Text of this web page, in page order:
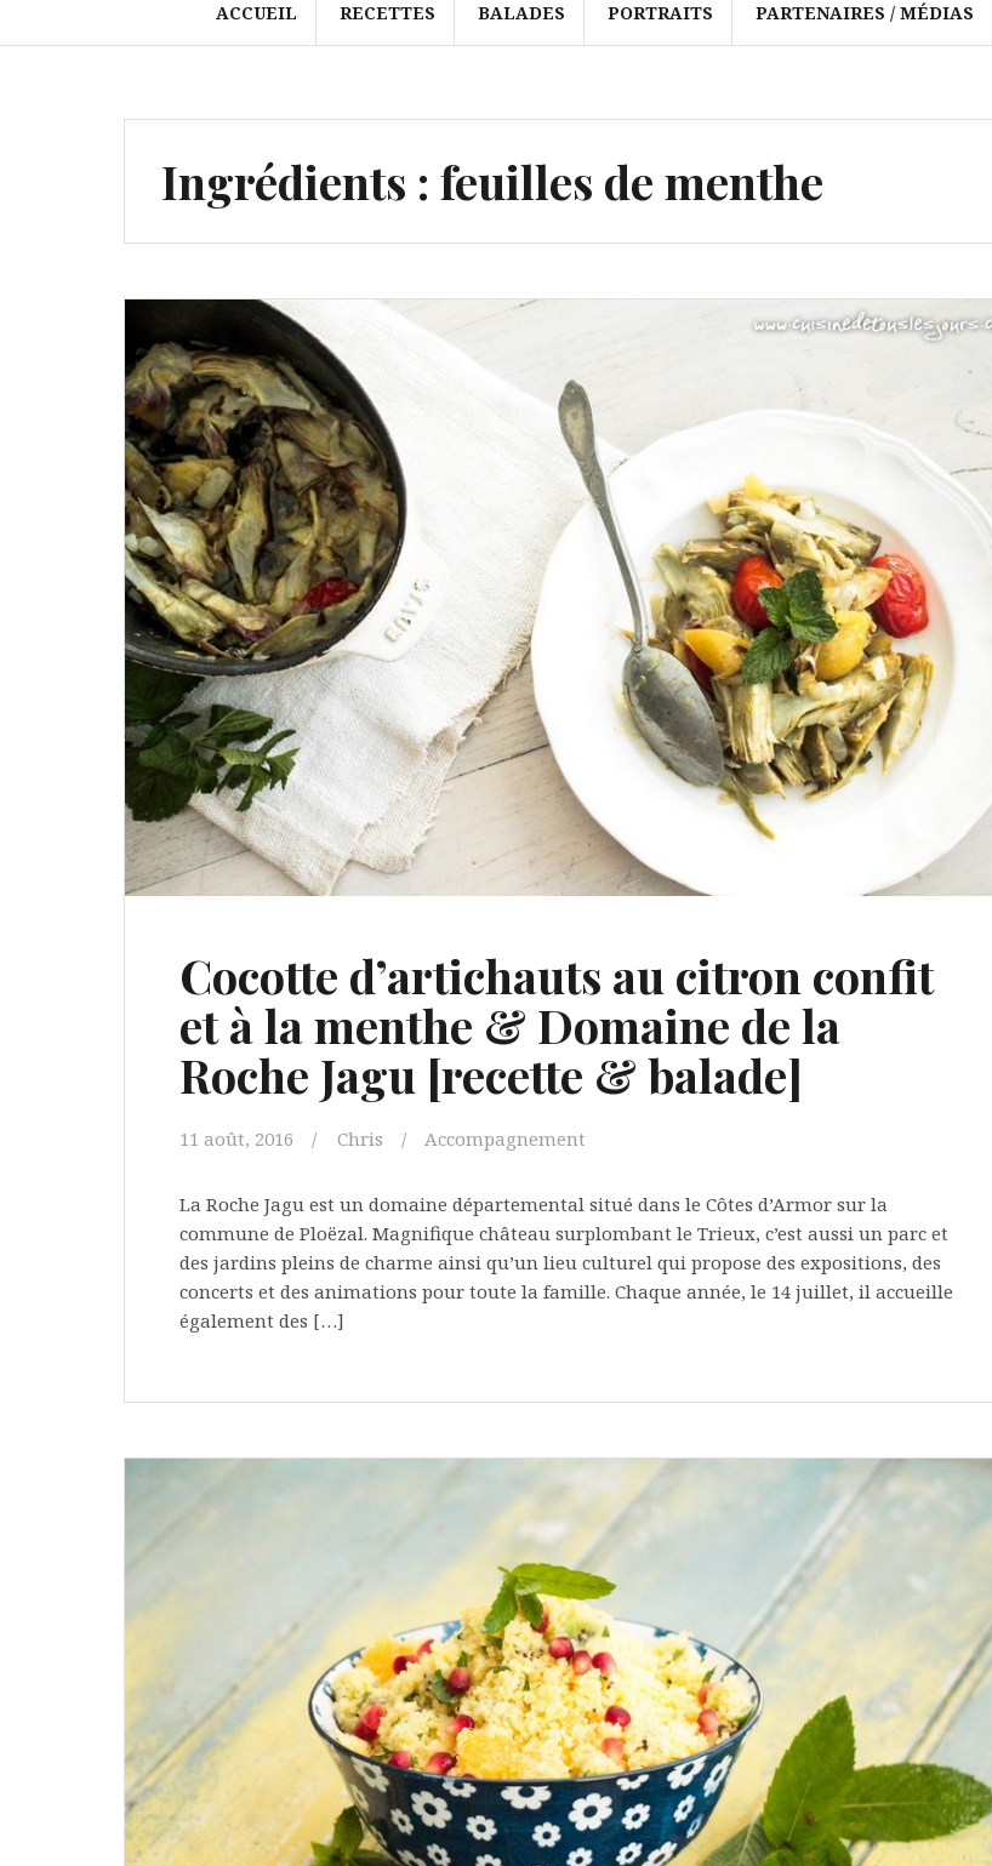
ACCUEIL RECETTES BALADES PORTRAITS PARTENAIRES / MÉDIAS
Ingrédients : feuilles de menthe
Cocotte d’artichauts au citron confit
et à la menthe & Domaine de la
Roche Jagu [recette & balade]
11 août, 2016 Chris Accompagnement
La Roche Jagu est un domaine départemental situé dans le Côtes d’Armor sur la
commune de Ploëzal. Magnifique château surplombant le Trieux, c’est aussi un parc et
des jardins pleins de charme ainsi qu’un lieu culturel qui propose des expositions, des
concerts et des animations pour toute la famille. Chaque année, le 14 juillet, il accueille
également des […]